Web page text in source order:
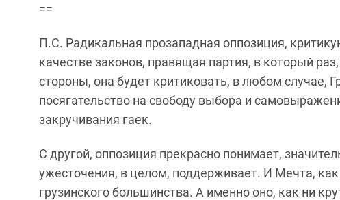
==
П.С. Радикальная прозападная оппозиция,
качестве законов, правящая партия, в который
стороны, она будет критиковать, в любом случае,
посягательство на свободу выбора и
закручивания гаек.
С другой, оппозиция прекрасно понимает,
ужесточения, в целом, поддерживает. И Мечта, как
грузинского большинства. А именно оно, как ни